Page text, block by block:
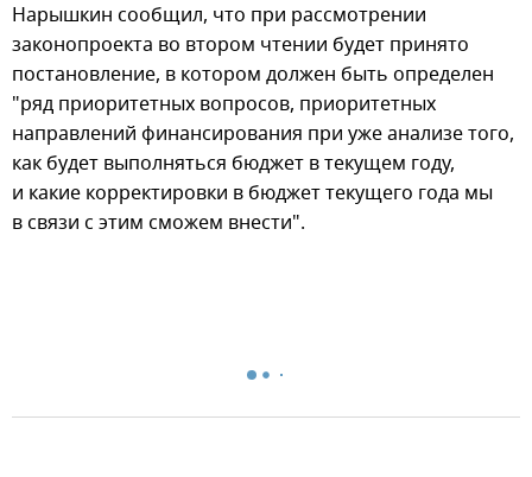
Нарышкин сообщил, что при рассмотрении
законопроекта во втором чтении будет принято
постановление, в котором должен быть определен
"ряд приоритетных вопросов, приоритетных
направлений финансирования при уже анализе того,
как будет выполняться бюджет в текущем году,
и какие корректировки в бюджет текущего года мы
в связи с этим сможем внести".